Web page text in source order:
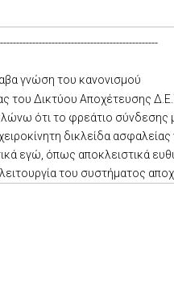
γνώση του κανονισμού
του Δικτύου Αποχέτευσης
ότι το φρεάτιο σύνδεσης
δικλείδα
εγώ, όπως αποκλειστικά
του συστήματος